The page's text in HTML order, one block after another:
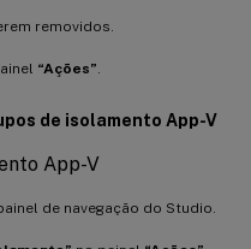
removidos.
“Ações”
de isolamento App-V
App-V
de navegação do Studio.